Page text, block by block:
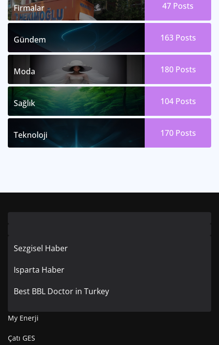
Firmalar 47 Posts
Gündem 163 Posts
Moda 180 Posts
Sağlık 104 Posts
Teknoloji 170 Posts
Sezgisel Haber
Isparta Haber
Best BBL Doctor in Turkey
My Enerji
Çatı GES